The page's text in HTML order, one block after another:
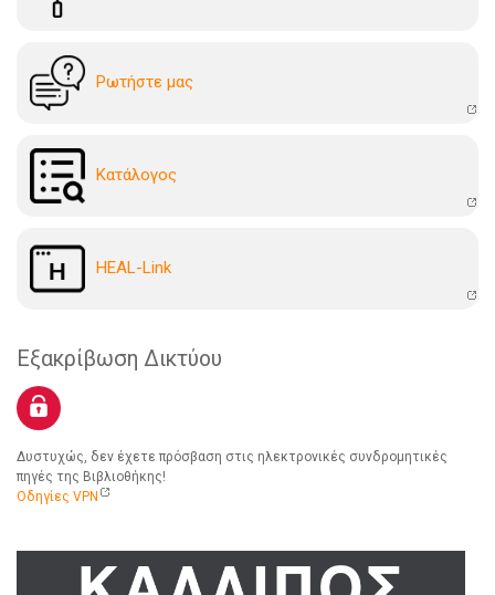
Ρωτήστε μας
Kατάλογoς
HEAL-Link
Εξακρίβωση Δικτύου
Δυστυχώς, δεν έχετε πρόσβαση στις ηλεκτρονικές συνδρομητικές
πηγές της Βιβλιοθήκης!
Οδηγίες VPN